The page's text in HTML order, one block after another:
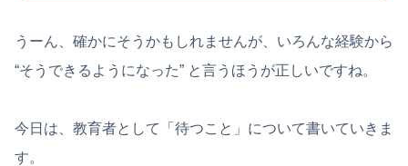
うーん、確かにそうかもしれませんが、いろんな経験から
“そうできるようになった” と言うほうが正しいですね。
今日は、教育者として「待つこと」について書いていきま
す。